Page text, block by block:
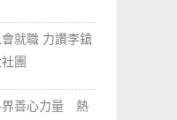
就職 力讚李鎗
團
界善心力量 熱